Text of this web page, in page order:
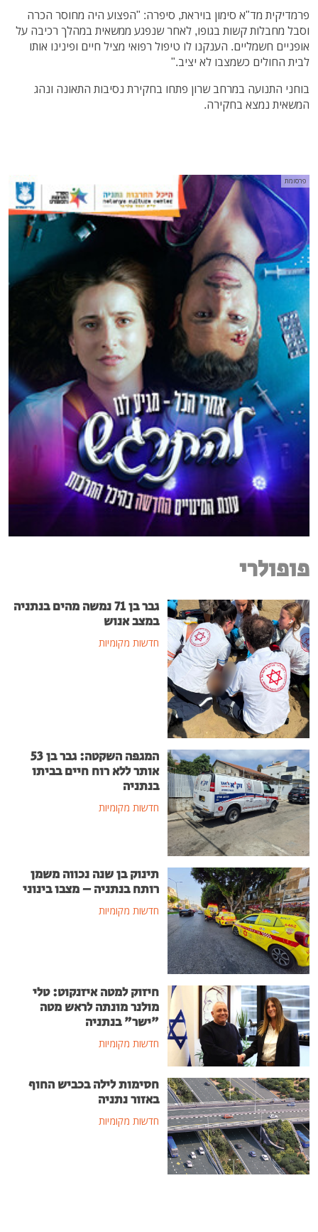
פרמדיקית מד"א סימון בויראת, סיפרה: "הפצוע היה מחוסר הכרה
וסבל מחבלות קשות בגופו, לאחר שנפגע ממשאית במהלך רכיבה על
אופניים חשמליים. הענקנו לו טיפול רפואי מציל חיים ופינינו אותו
לבית החולים כשמצבו לא יציב."
בוחני התנועה במרחב שרון פתחו בחקירת נסיבות התאונה ונהג
המשאית נמצא בחקירה.
פרסומת
פופולרי
גבר בן 71 נמשה מהים בנתניה
במצב אנוש
חדשות מקומיות
המגפה השקטה: גבר בן 53
אותר ללא רוח חיים בביתו
בנתניה
חדשות מקומיות
תינוק בן שנה נכווה משמן
רותח בנתניה – מצבו בינוני
חדשות מקומיות
חיזוק למטה איזנקוט: טלי
מולנר מונתה לראש מטה
"ישר" בנתניה
חדשות מקומיות
חסימות לילה בכביש החוף
באזור נתניה
חדשות מקומיות